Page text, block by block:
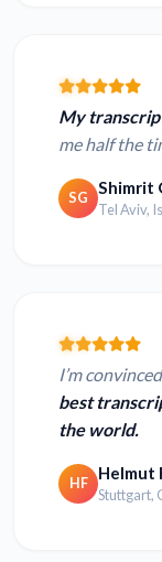
My
me half the
SG Shimrit
Tel Aviv,
I’m
best
the world.
HF Helmut
Stuttgart,